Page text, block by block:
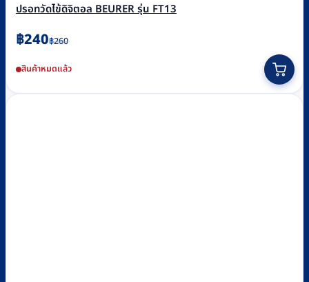
ปรอทวัดไข้ดิจิตอล BEURER รุ่น FT13
฿260
Original
was:
฿260.
฿240
Current
is:
฿240.
สินค้าหมดแล้ว